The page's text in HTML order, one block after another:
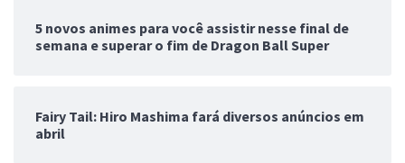
5 novos animes para você assistir nesse final de
semana e superar o fim de Dragon Ball Super
Fairy Tail: Hiro Mashima fará diversos anúncios em
abril